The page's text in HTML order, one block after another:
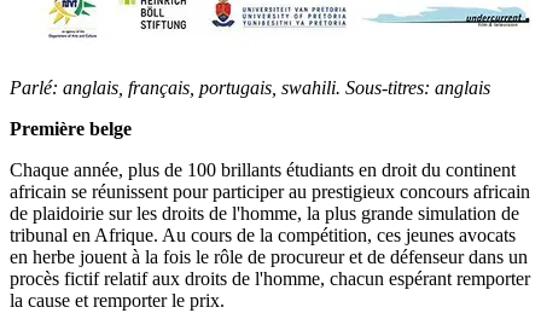
Parlé: anglais, français, portugais, swahili. Sous-titres: anglais
Première belge
Chaque année, plus de 100 brillants étudiants en droit du continent
africain se réunissent pour participer au prestigieux concours africain
de plaidoirie sur les droits de l'homme, la plus grande simulation de
tribunal en Afrique. Au cours de la compétition, ces jeunes avocats
en herbe jouent à la fois le rôle de procureur et de défenseur dans un
procès fictif relatif aux droits de l'homme, chacun espérant remporter
la cause et remporter le prix.